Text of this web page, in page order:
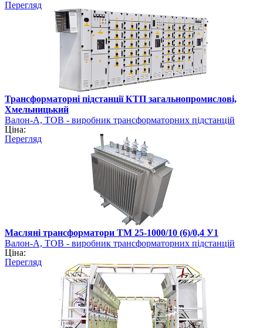
Перегляд
Трансформаторні підстанції КТП загальнопромислові,
Хмельницький
Валон-А, ТОВ - виробник трансформаторних підстанцій
Ціна:
Перегляд
Масляні трансформатори ТМ 25-1000/10 (6)/0,4 У1
Валон-А, ТОВ - виробник трансформаторних підстанцій
Ціна:
Перегляд